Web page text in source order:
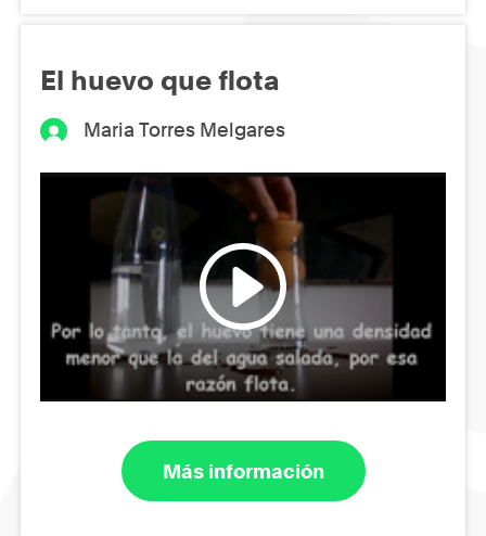
El huevo que flota
Maria Torres Melgares
Más información